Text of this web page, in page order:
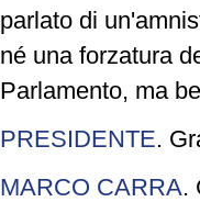
parlato di
né una forzatura
Parlamento, ma
PRESIDENTE.
MARCO CARRA.